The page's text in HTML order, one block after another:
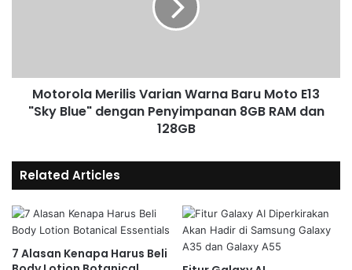
Motorola Merilis Varian Warna Baru Moto E13
"Sky Blue" dengan Penyimpanan 8GB RAM dan
128GB
Related Articles
7 Alasan Kenapa Harus Beli